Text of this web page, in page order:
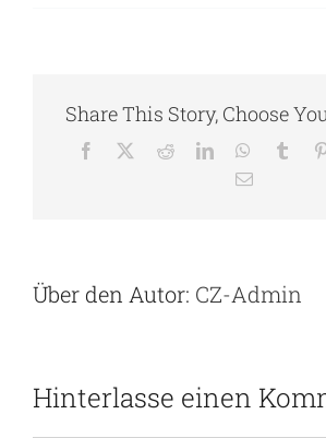
Share This Story, Choose
Facebook RedditLinkedInWhatsApp
E-
Über den Autor: CZ-Admin
Hinterlasse einen